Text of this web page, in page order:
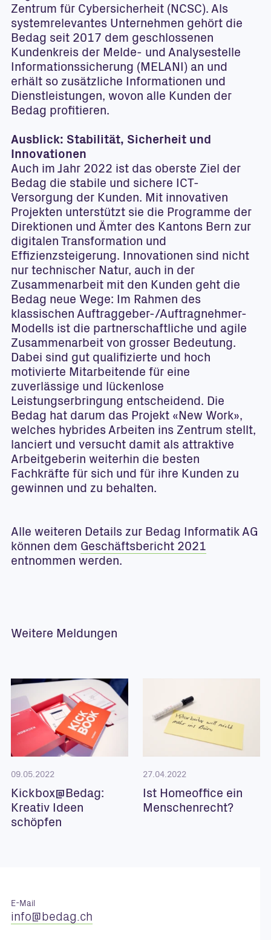
Zentrum für Cybersicherheit (NCSC). Als
systemrelevantes Unternehmen gehört die
Bedag seit 2017 dem geschlossenen
Kundenkreis der Melde- und Analysestelle
Informationssicherung (MELANI) an und
erhält so zusätzliche Informationen und
Dienstleistungen, wovon alle Kunden der
Bedag profitieren.
Ausblick: Stabilität, Sicherheit und
Innovationen
Auch im Jahr 2022 ist das oberste Ziel der
Bedag die stabile und sichere ICT-
Versorgung der Kunden. Mit innovativen
Projekten unterstützt sie die Programme der
Direktionen und Ämter des Kantons Bern zur
digitalen Transformation und
Effizienzsteigerung. Innovationen sind nicht
nur technischer Natur, auch in der
Zusammenarbeit mit den Kunden geht die
Bedag neue Wege: Im Rahmen des
klassischen Auftraggeber-/Auftragnehmer-
Modells ist die partnerschaftliche und agile
Zusammenarbeit von grosser Bedeutung.
Dabei sind gut qualifizierte und hoch
motivierte Mitarbeitende für eine
zuverlässige und lückenlose
Leistungserbringung entscheidend. Die
Bedag hat darum das Projekt «New Work»,
welches hybrides Arbeiten ins Zentrum stellt,
lanciert und versucht damit als attraktive
Arbeitgeberin weiterhin die besten
Fachkräfte für sich und für ihre Kunden zu
gewinnen und zu behalten.
Alle weiteren Details zur Bedag Informatik AG
können dem Geschäftsbericht 2021
entnommen werden.
Weitere Meldungen
09.05.2022
Kickbox@Bedag:
Kreativ Ideen
schöpfen
27.04.2022
Ist Homeoffice ein
Menschenrecht?
E-Mail
nf b d g ch